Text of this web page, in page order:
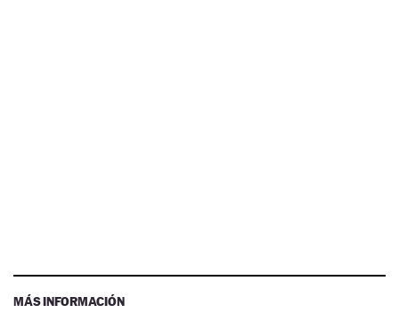
MÁS INFORMACIÓN